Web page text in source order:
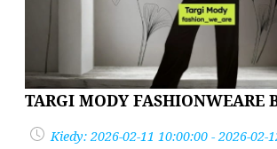
TARGI MODY FASHIONWEARE
Kiedy: 2026-02-11 10:00:00 - 2026-02-